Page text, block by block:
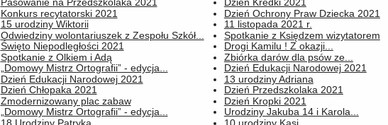
Konkurs recytatorski 2021
Dzień Ochrony Praw Dziecka 2021
15 urodziny Wiktorii
Odwiedziny wolontariuszek z Zespołu Szkół...
11 listopada 2021 r.
Spotkanie z Księdzem wizytatorem
Święto Niepodległości 2021
Spotkanie z Olkiem i Adą
Drogi Kamilu ! Z okazji...
Zbiórka darów dla psów ze...
„Domowy Mistrz Ortografii” - edycja...
Dzień Edukacji Narodowej 2021
Dzień Edukacji Narodowej 2021
13 urodziny Adriana
Dzień Chłopaka 2021
Zmodernizowany plac zabaw
Dzień Przedszkolaka 2021
Dzień Kropki 2021
„Domowy Mistrz Ortografii” - edycja...
Urodziny Jakuba 14 i Karola...